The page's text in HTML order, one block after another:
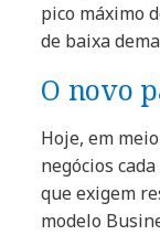
pico máximo
de baixa
O novo
Hoje, em
negócios
que exigem
modelo